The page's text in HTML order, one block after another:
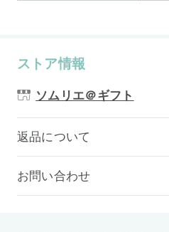
ストア情報
ソムリエ＠ギフト
返品について
お問い合わせ